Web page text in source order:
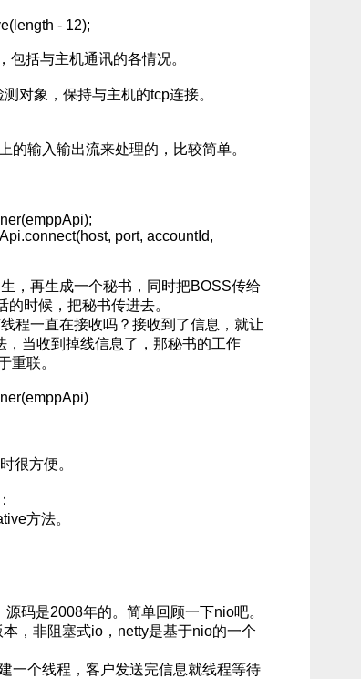
- 12);
包括与主机通讯的各情况。
对象，保持与主机的tcp连接。
输入输出流来处理的，比较简单。
port, accountId,
，再生成一个秘书，同时把BOSS传给
时候，把秘书传进去。
程一直在接收吗？接收到了信息，就让
当收到掉线信息了，那秘书的工作
重联。
很方便。
方法。
码是2008年的。简单回顾一下nio吧。
，非阻塞式io，netty是基于nio的一个
一个线程，客户发送完信息就线程等待